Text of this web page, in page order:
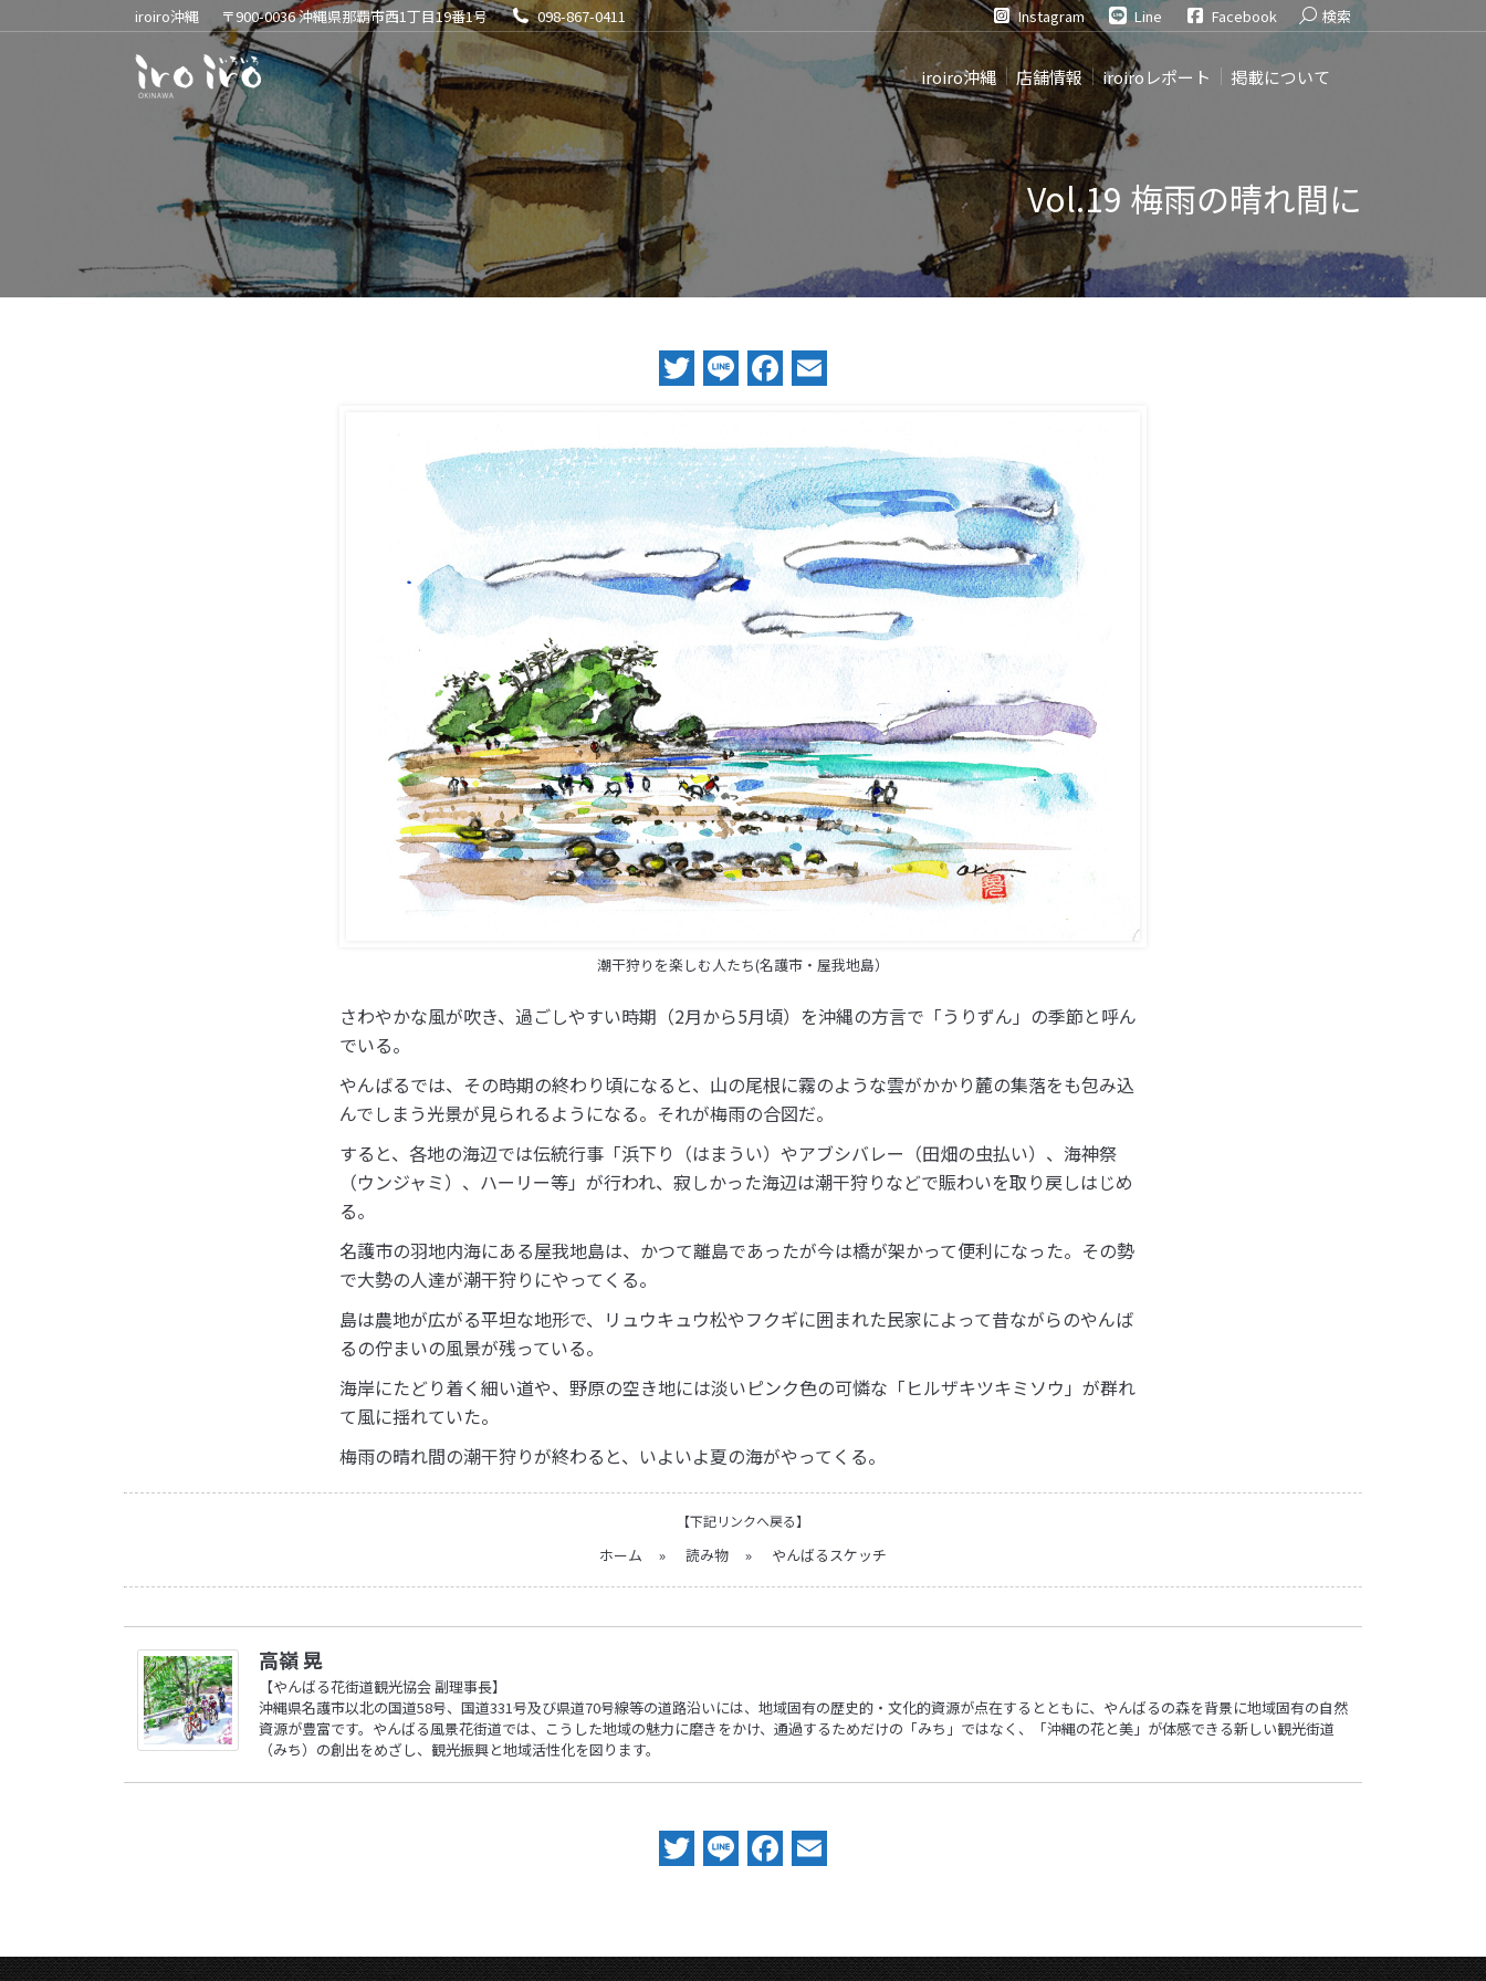
iroiro沖縄 〒900-0036 沖縄県那覇市西1丁目19番1号 098-867-0411 Instagram Line Facebook Search:
検索
iroiro沖縄 店舗情報 iroiroレポート 掲載について
Vol.19 梅雨の晴れ間に
Twitter
LineFacebook
潮干狩りを楽しむ人たち(名護市・屋我地島）
さわやかな風が吹き、過ごしやすい時期（2月から5月頃）を沖縄の方言で「うりずん」の季節と呼ん
でいる。
やんばるでは、その時期の終わり頃になると、山の尾根に霧のような雲がかかり麓の集落をも包み込
んでしまう光景が見られるようになる。それが梅雨の合図だ。
すると、各地の海辺では伝統行事「浜下り（はまうい）やアブシバレー（田畑の虫払い）、海神祭
（ウンジャミ）、ハーリー等」が行われ、寂しかった海辺は潮干狩りなどで賑わいを取り戻しはじめ
る。
名護市の羽地内海にある屋我地島は、かつて離島であったが今は橋が架かって便利になった。その勢
で大勢の人達が潮干狩りにやってくる。
島は農地が広がる平坦な地形で、リュウキュウ松やフクギに囲まれた民家によって昔ながらのやんば
るの佇まいの風景が残っている。
海岸にたどり着く細い道や、野原の空き地には淡いピンク色の可憐な「ヒルザキツキミソウ」が群れ
て風に揺れていた。
梅雨の晴れ間の潮干狩りが終わると、いよいよ夏の海がやってくる。
【下記リンクへ戻る】
ホーム » 読み物 » やんばるスケッチ
高嶺 晃
【やんばる花街道観光協会 副理事長】
沖縄県名護市以北の国道58号、国道331号及び県道70号線等の道路沿いには、地域固有の歴史的・文化的資源が点在するとともに、やんばるの森を背景に地域固有の自然
資源が豊富です。やんばる風景花街道では、こうした地域の魅力に磨きをかけ、通過するためだけの「みち」ではなく、「沖縄の花と美」が体感できる新しい観光街道
（みち）の創出をめざし、観光振興と地域活性化を図ります。
Twitter
LineFacebook